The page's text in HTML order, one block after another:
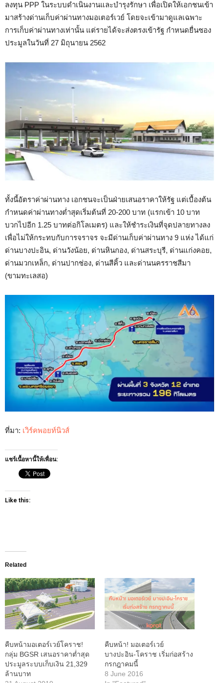
ลงทุน PPP ในระบบดำเนินงานและบำรุงรักษา เพื่อเปิดให้เอกชนเข้า
มาสร้างด่านเก็บค่าผ่านทางมอเตอร์เวย์ โดยจะเข้ามาดูแลเฉพาะ
การเก็บค่าผ่านทางเท่านั้น แต่รายได้จะส่งตรงเข้ารัฐ กำหนดยื่นซอง
ประมูลในวันที่ 27 มิถุนายน 2562
ทั้งนี้อัตราค่าผ่านทาง เอกชนจะเป็นฝ่ายเสนอราคาให้รัฐ แต่เบื้องต้น
กำหนดค่าผ่านทางต่ำสุดเริ่มต้นที่ 20-200 บาท (แรกเข้า 10 บาท
บวกไปอีก 1.25 บาทต่อกิโลเมตร) และให้ชำระเงินที่จุดปลายทางลง
เพื่อไม่ให้กระทบกับการจราจร จะมีด่านเก็บค่าผ่านทาง 9 แห่ง ได้แก่
ด่านบางปะอิน, ด่านวังน้อย, ด่านหินกอง, ด่านสระบุรี, ด่านแก่งคอย,
ด่านมวกเหล็ก, ด่านปากช่อง, ด่านสีคิ้ว และด่านนครราชสีมา
(ขามทะเลสอ)
ที่มา: เวิร์คพอยท์นิวส์
แชร์เนื้อหานี้ให้เพื่อน:
Like this:
Related
คืบหน้ามอเตอร์เวย์โคราช!
กลุ่ม BGSR เสนอราคาต่ำสุด
ประมูลระบบเก็บเงิน 21,329
ล้านบาท
คืบหน้า! มอเตอร์เวย์
บางปะอิน-โคราช เริ่มก่อสร้าง
กรกฎาคมนี้
8 June 2016